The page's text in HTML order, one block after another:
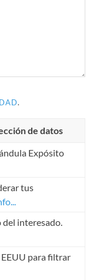
.
de datos
Expósito
tus
interesado.
para filtrar